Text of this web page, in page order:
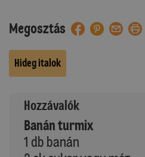
Megosztás
Hideg italok
Hozzávalók
Banán turmix
1 db banán